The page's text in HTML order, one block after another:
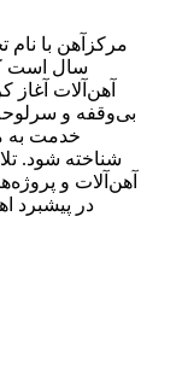
سال است
آهن‌آلات
بی‌وقفه و
خدمت به
شناخته شود.
آهن‌آلات و
در پیشبرد